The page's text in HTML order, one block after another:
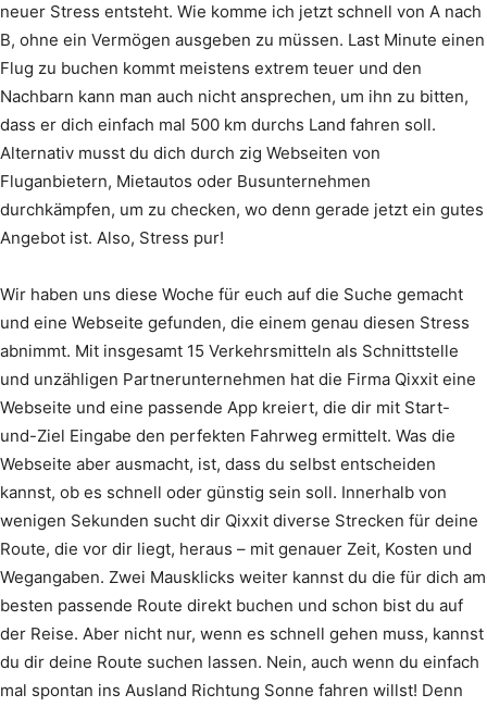
neuer Stress entsteht. Wie komme ich jetzt schnell von A nach
B, ohne ein Vermögen ausgeben zu müssen. Last Minute einen
Flug zu buchen kommt meistens extrem teuer und den
Nachbarn kann man auch nicht ansprechen, um ihn zu bitten,
dass er dich einfach mal 500 km durchs Land fahren soll.
Alternativ musst du dich durch zig Webseiten von
Fluganbietern, Mietautos oder Busunternehmen
durchkämpfen, um zu checken, wo denn gerade jetzt ein gutes
Angebot ist. Also, Stress pur!
Wir haben uns diese Woche für euch auf die Suche gemacht
und eine Webseite gefunden, die einem genau diesen Stress
abnimmt. Mit insgesamt 15 Verkehrsmitteln als Schnittstelle
und unzähligen Partnerunternehmen hat die Firma Qixxit eine
Webseite und eine passende App kreiert, die dir mit Start-
und-Ziel Eingabe den perfekten Fahrweg ermittelt. Was die
Webseite aber ausmacht, ist, dass du selbst entscheiden
kannst, ob es schnell oder günstig sein soll. Innerhalb von
wenigen Sekunden sucht dir Qixxit diverse Strecken für deine
Route, die vor dir liegt, heraus – mit genauer Zeit, Kosten und
Wegangaben. Zwei Mausklicks weiter kannst du die für dich am
besten passende Route direkt buchen und schon bist du auf
der Reise. Aber nicht nur, wenn es schnell gehen muss, kannst
du dir deine Route suchen lassen. Nein, auch wenn du einfach
mal spontan ins Ausland Richtung Sonne fahren willst! Denn